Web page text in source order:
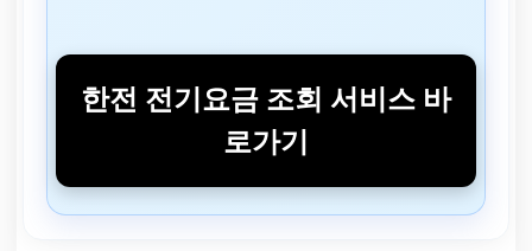
한전 전기요금 조회 서비스 바
로가기